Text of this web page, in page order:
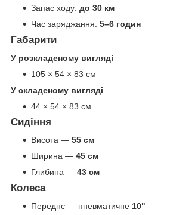
Запас ходу: до 30 км
Час заряджання: 5–6 годин
Габарити
У розкладеному вигляді
105 × 54 × 83 см
У складеному вигляді
44 × 54 × 83 см
Сидіння
Висота — 55 см
Ширина — 45 см
Глибина — 43 см
Колеса
Переднє — пневматичне 10"